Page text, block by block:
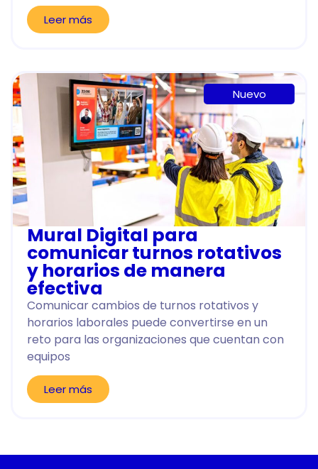
Leer más
Nuevo
Mural Digital para
comunicar turnos rotativos
y horarios de manera
efectiva
Comunicar cambios de turnos rotativos y
horarios laborales puede convertirse en un
reto para las organizaciones que cuentan con
equipos
Leer más